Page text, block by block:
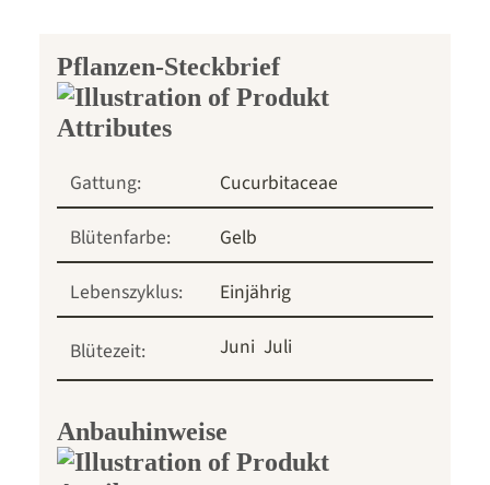
Pflanzen-Steckbrief
Gattung:
Cucurbitaceae
Blütenfarbe:
Gelb
Lebenszyklus:
Einjährig
Blütezeit: Juni Juli
Anbauhinweise